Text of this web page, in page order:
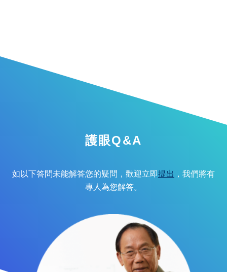
護眼Q&A
如以下答問未能解答您的疑問，歡迎立即提出 ，我們將有
專人為您解答。